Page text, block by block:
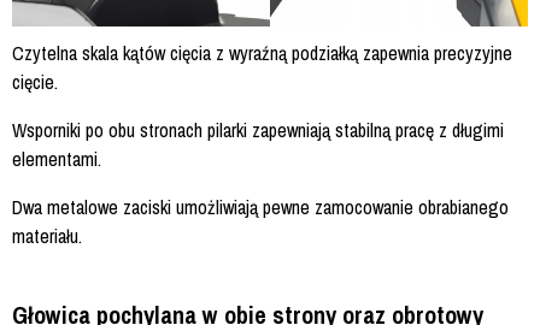
Czytelna skala kątów cięcia z wyraźną podziałką zapewnia precyzyjne
cięcie.
Wsporniki po obu stronach pilarki zapewniają stabilną pracę z długimi
elementami.
Dwa metalowe zaciski umożliwiają pewne zamocowanie obrabianego
materiału.
Głowica pochylana w obie strony oraz obrotowy